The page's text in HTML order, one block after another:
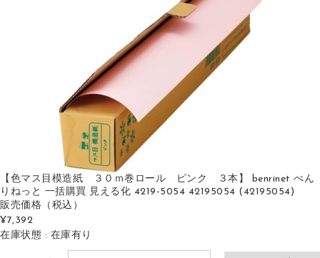
【色マス目模造紙 ３０ｍ巻ロール ピンク ３本】 benrinet べん
りねっと 一括購買 見える化 4219-5054 42195054 (42195054)
販売価格 （税込）
¥7,392
在庫状態 : 在庫有り